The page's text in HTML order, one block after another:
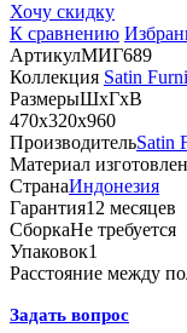
Хочу скидку
К сравнению
АртикулМИГ689
Коллекция Satin
РазмерыШхГхВ
470х320х960
ПроизводительSatin
Материал
СтранаИндонезия
Гарантия12 месяцев
СборкаНе требуется
Упаковок1
Расстояние между
Задать вопрос